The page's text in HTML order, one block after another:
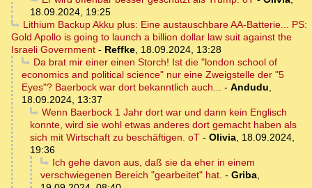
18.09.2024, 19:25
Lithium Backup Akku plus: Eine austauschbare AA-Batterie... PS:
Gold Apollo is going to launch a billion dollar law suit against the
Israeli Government - Reffke, 18.09.2024, 13:28
Da brat mir einer einen Storch! Ist die "london school of
economics and political science" nur eine Zweigstelle der "5
Eyes"? Baerbock war dort bekanntlich auch... - Andudu,
18.09.2024, 13:37
Wenn Baerbock 1 Jahr dort war und dann kein Englisch
konnte, wird sie wohl etwas anderes dort gemacht haben als
sich mit Wirtschaft zu beschäftigen. oT - Olivia, 18.09.2024,
19:36
Ich gehe davon aus, daß sie da eher in einem
verschwiegenen Bereich "gearbeitet" hat. - Griba,